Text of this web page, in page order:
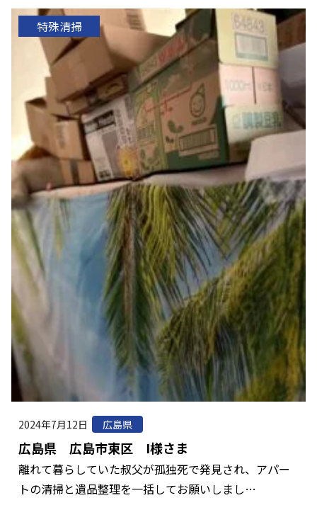
特殊清掃
2024年7月12日 広島県
広島県 広島市東区 I様さま
離れて暮らしていた叔父が孤独死で発見され、アパー
トの清掃と遺品整理を一括してお願いしまし…